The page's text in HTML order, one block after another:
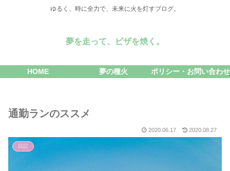
ゆるく、時に全力で、未来に火を灯すブログ。
夢を走って、ピザを焼く。
HOME 夢の種火 ポリシー・お問い合わせ
通勤ランのススメ
2020.06.17 2020.08.27
日記